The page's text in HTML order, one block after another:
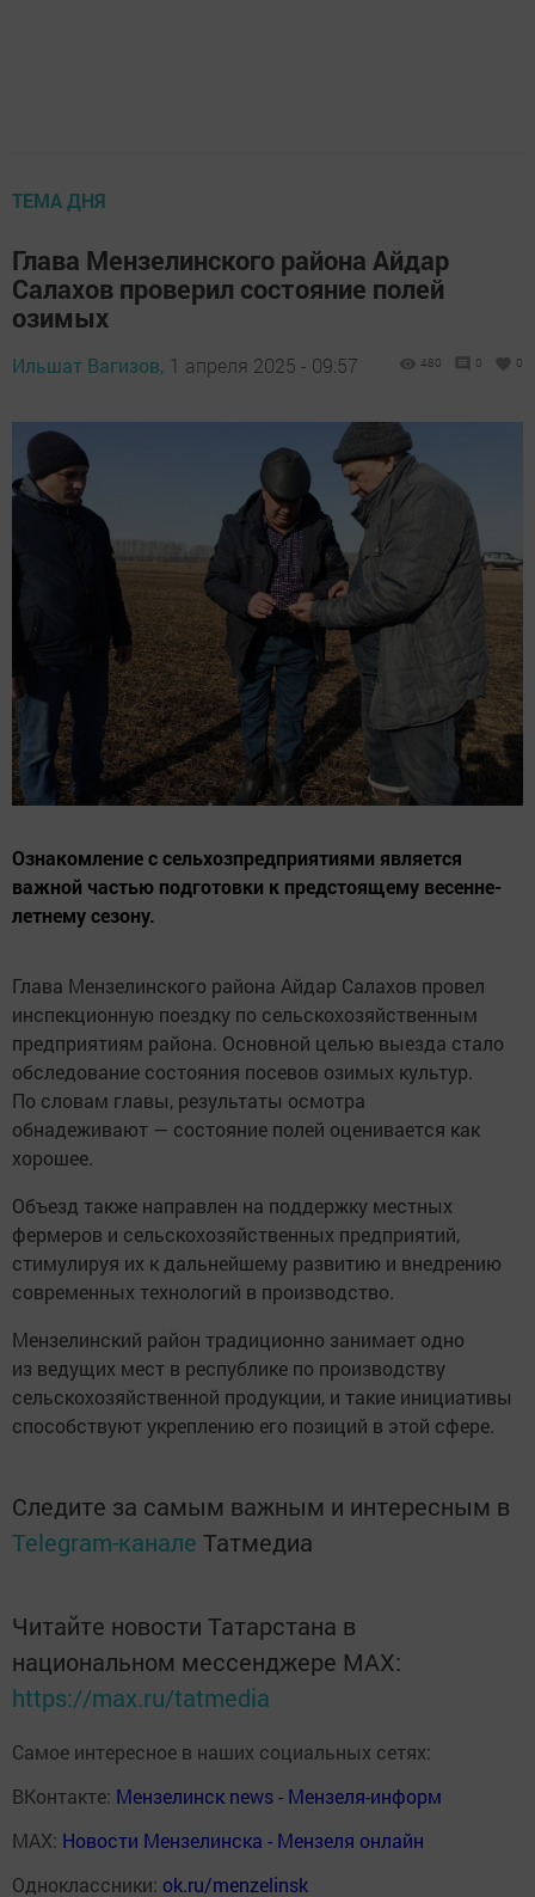
ТЕМА ДНЯ
Глава Мензелинского района Айдар
Салахов проверил состояние полей
озимых
Ильшат Вагизов, 1 апреля 2025 - 09:57 480 0 0
Ознакомление с сельхозпредприятиями является
важной частью подготовки к предстоящему весенне-
летнему сезону.
Глава Мензелинского района Айдар Салахов провел
инспекционную поездку по сельскохозяйственным
предприятиям района. Основной целью выезда стало
обследование состояния посевов озимых культур.
По словам главы, результаты осмотра
обнадеживают — состояние полей оценивается как
хорошее.
Объезд также направлен на поддержку местных
фермеров и сельскохозяйственных предприятий,
стимулируя их к дальнейшему развитию и внедрению
современных технологий в производство.
Мензелинский район традиционно занимает одно
из ведущих мест в республике по производству
сельскохозяйственной продукции, и такие инициативы
способствуют укреплению его позиций в этой сфере.
Следите за самым важным и интересным в
Telegram-канале Татмедиа
Читайте новости Татарстана в
национальном мессенджере MАХ:
https://max.ru/tatmedia
Самое интересное в наших социальных сетях:
ВКонтакте: Мензелинск news - Мензеля-информ
MAX: Новости Мензелинска - Мензеля онлайн
Одноклассники: ok.ru/menzelinsk